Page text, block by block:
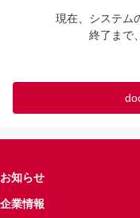
現在、システム
終了まで
お知らせ
企業情報